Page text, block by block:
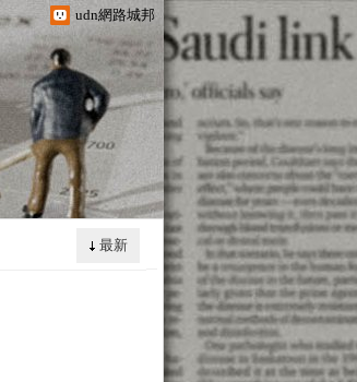
udn網路城邦
最新